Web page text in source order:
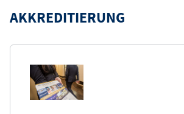
AKKREDITIERUNG